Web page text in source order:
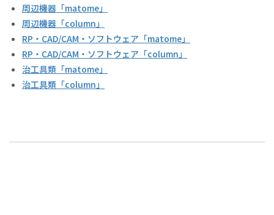
周辺機器「matome」
周辺機器「column」
RP・CAD/CAM・ソフトウェア「matome」
RP・CAD/CAM・ソフトウェア「column」
治工具類「matome」
治工具類「column」